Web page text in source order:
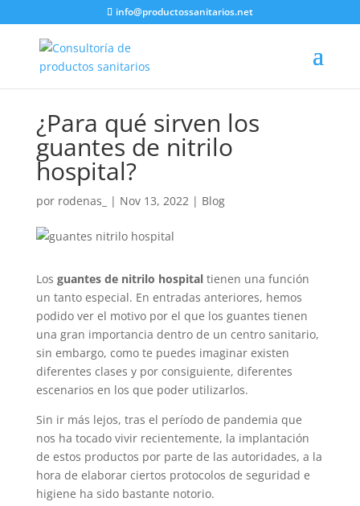
info@productossanitarios.net
¿Para qué sirven los
guantes de nitrilo
hospital?
por rodenas_ | Nov 13, 2022| Blog
Los guantes de nitrilo hospitaltienen una función
un tanto especial. En entradas anteriores, hemos
podido ver el motivo por el que los guantes tienen
una gran importancia dentro de un centro sanitario,
sin embargo, como te puedes imaginar existen
diferentes clases y por consiguiente, diferentes
escenarios en los que poder utilizarlos.
Sin ir más lejos, tras el período de pandemia que
nos ha tocado vivir recientemente, la implantación
de estos productos por parte de las autoridades, a la
hora de elaborar ciertos protocolos de seguridad e
higiene ha sido bastante notorio.